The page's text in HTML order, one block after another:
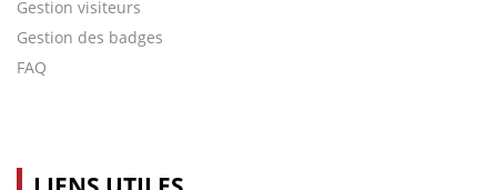
Gestion visiteurs
Gestion des badges
FAQ